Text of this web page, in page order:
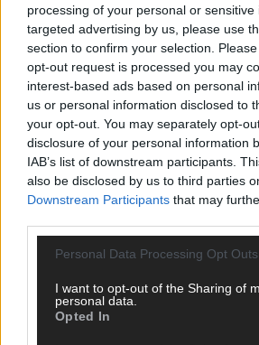
processing of your personal or
targeted advertising by us, please use
section to confirm your selection.
opt-out request is processed you may
interest-based ads based on personal
us or personal information disclosed to
your opt-out. You may separately opt-
disclosure of your personal information
IAB’s list of downstream participants.
also be disclosed by us to third parties
Downstream Participants that may
Personal Data Processing Opt Outs
I want to opt-out of the Sharing of
personal data.
Opted In
DARA gewinnt verdient, Israel
unser Kommentar zum ESC 2026
Mai 2026
KOMMENTAR
ESC-Finale morgen: Finnland Favorit,
aufgestiegen – alle 25 Acts im
JJ hat den Abend gerettet – der Rest
Mai 2026